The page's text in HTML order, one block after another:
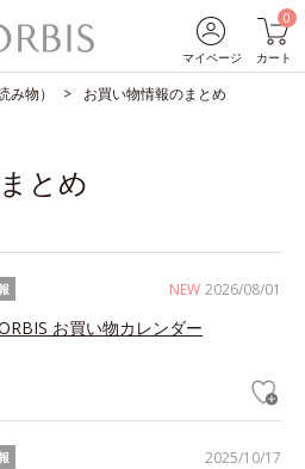
マイページ
0
カート
み物） お買い物情報のまとめ
とめ
NEW 2026/08/01
お買い物カレンダー
2025/10/17